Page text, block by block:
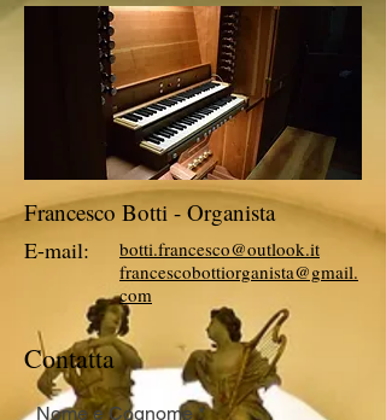
FRANCESCO BOTTI
-
Organista e clavicembalista
Francesco Botti - Organista
botti.francesco@outlook.it
francescobottiorganista@gmail.
com
E-mail:
Contatta
Nome e Cognome